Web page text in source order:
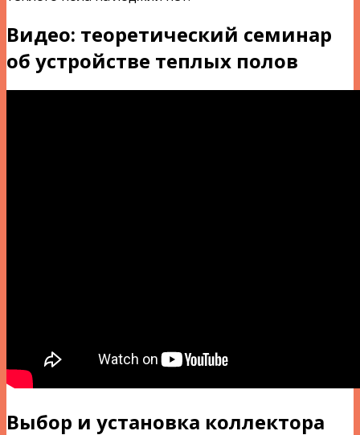
Видео: теоретический семинар
об устройстве теплых полов
Выбор и установка коллектора